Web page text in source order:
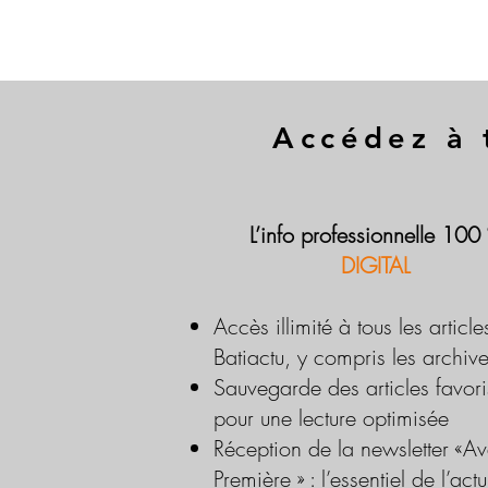
Accédez à
L’info professionnelle 100
DIGITAL
Accès illimité à tous les
Batiactu, y compris les
Sauvegarde des articles
pour une lecture optimisée
Réception de la newsletter
Première » : l’essentiel de l’actu